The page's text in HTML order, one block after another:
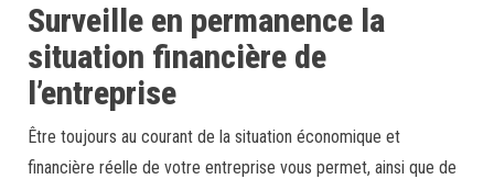
Surveille en permanence la
situation financière de
l’entreprise
Être toujours au courant de la situation économique et
financière réelle de votre entreprise vous permet, ainsi que de